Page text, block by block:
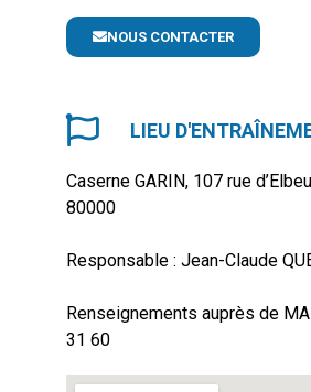
NOUS CONTACTER
LIEU
Caserne GARIN, 107 rue
80000
Responsable : Jean-Claude
Renseignements auprès de
31 60